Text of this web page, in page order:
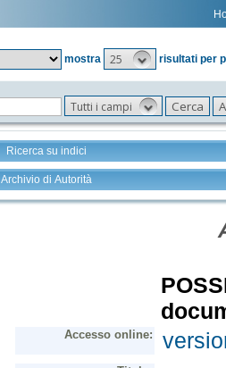
mostra
25 risultati per
Tutti i campi
Ricerca su indici
Archivio di Autorità